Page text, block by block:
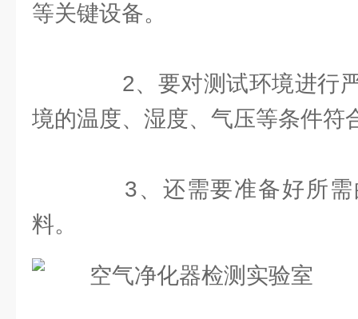
等关键设备。
2、要对测试环境进行严
境的温度、湿度、气压等条件符
3、还需要准备好所需
料。